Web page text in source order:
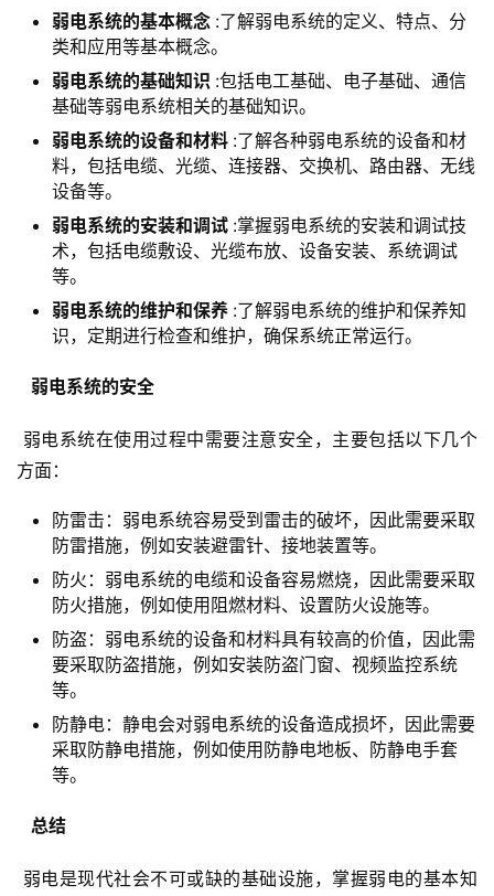
弱电系统的基本概念 :了解弱电系统的定义、特点、分
类和应用等基本概念。
弱电系统的基础知识 :包括电工基础、电子基础、通信
基础等弱电系统相关的基础知识。
弱电系统的设备和材料 :了解各种弱电系统的设备和材
料，包括电缆、光缆、连接器、交换机、路由器、无线
设备等。
弱电系统的安装和调试 :掌握弱电系统的安装和调试技
术，包括电缆敷设、光缆布放、设备安装、系统调试
等。
弱电系统的维护和保养 :了解弱电系统的维护和保养知
识，定期进行检查和维护，确保系统正常运行。
  弱电系统的安全
方面：
防雷击：弱电系统容易受到雷击的破坏，因此需要采取
防雷措施，例如安装避雷针、接地装置等。
防火：弱电系统的电缆和设备容易燃烧，因此需要采取
防火措施，例如使用阻燃材料、设置防火设施等。
防盗：弱电系统的设备和材料具有较高的价值，因此需
要采取防盗措施，例如安装防盗门窗、视频监控系统
等。
防静电：静电会对弱电系统的设备造成损坏，因此需要
采取防静电措施，例如使用防静电地板、防静电手套
等。
  总结